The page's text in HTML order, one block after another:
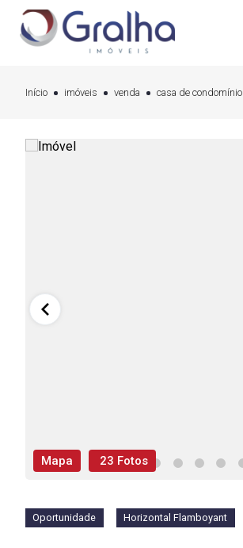
Início imóveis venda casa de condomínio
Mapa 23 Fotos
Oportunidade Horizontal Flamboyant